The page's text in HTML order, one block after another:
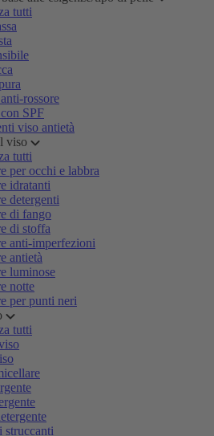
tutti
rossore
SPF
viso antietà
viso
tutti
per occhi e labbra
idratanti
detergenti
di fango
di stoffa
anti-imperfezioni
antietà
luminose
notte
per punti neri
tutti
struccanti